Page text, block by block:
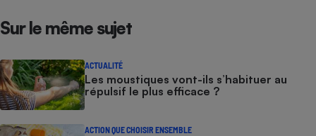
Sur le même sujet
ACTUALITÉ
Les moustiques vont-ils s’habituer au
répulsif le plus efficace ?
ACTION QUE CHOISIR ENSEMBLE